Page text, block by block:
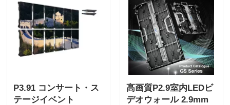
P3.91 コンサート・ス
テージイベント
高画質P2.9室内LEDビ
デオウォール 2.9mm